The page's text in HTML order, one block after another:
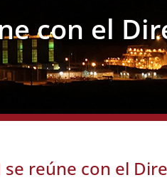
con el
se reúne con el